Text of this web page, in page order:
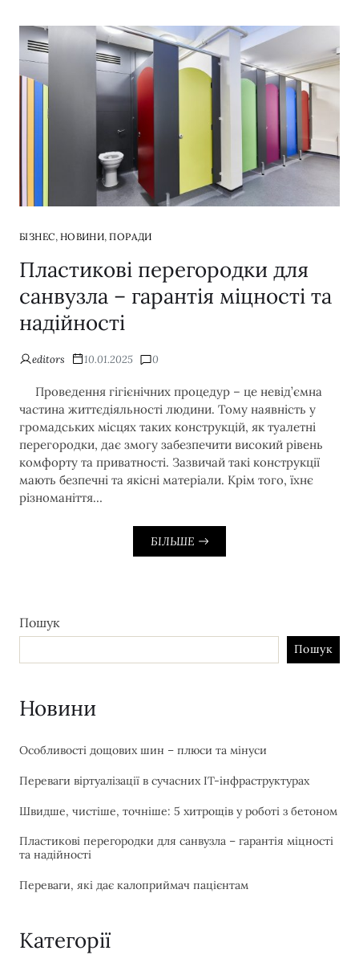
БІЗНЕС, НОВИНИ,ПОРАДИ
Пластикові перегородки для
санвузла – гарантія міцності та
надійності
editors 10.01.2025 0
Проведення гігієнічних процедур – це невід’ємна
частина життєдіяльності людини. Тому наявність у
громадських місцях таких конструкцій, як туалетні
перегородки, дає змогу забезпечити високий рівень
комфорту та приватності. Зазвичай такі конструкції
мають безпечні та якісні матеріали. Крім того, їхнє
різноманіття…
БІЛЬШЕ
Пошук
Пошук
Новини
Особливості дощових шин – плюси та мінуси
Переваги віртуалізації в сучасних IT-інфраструктурах
Швидше, чистіше, точніше: 5 хитрощів у роботі з бетоном
Пластикові перегородки для санвузла – гарантія міцності
та надійності
Переваги, які дає калоприймач пацієнтам
Категорії